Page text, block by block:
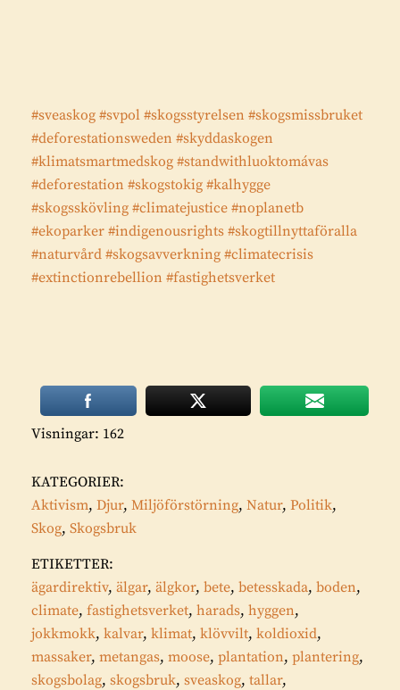
#sveaskog #svpol #skogsstyrelsen #skogsmissbruket
#deforestationsweden #skyddaskogen
#klimatsmartmedskog #standwithluoktomávas
#deforestation #skogstokig #kalhygge
#skogsskövling #climatejustice #noplanetb
#ekoparker #indigenousrights #skogtillnyttaföralla
#naturvård #skogsavverkning #climatecrisis
#extinctionrebellion #fastighetsverket
Visningar: 162
KATEGORIER:
Aktivism, Djur, Miljöförstörning, Natur, Politik,
Skog, Skogsbruk
ETIKETTER:
ägardirektiv, älgar, älgkor, bete, betesskada, boden,
climate, fastighetsverket, harads, hyggen,
jokkmokk, kalvar, klimat, klövvilt, koldioxid,
massaker, metangas, moose, plantation, plantering,
skogsbolag, skogsbruk, sveaskog, tallar,